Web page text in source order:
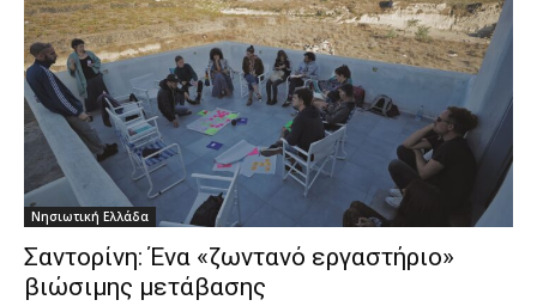
Νησιωτική Ελλάδα
Σαντορίνη: Ένα «ζωντανό εργαστήριο»
βιώσιμης μετάβασης